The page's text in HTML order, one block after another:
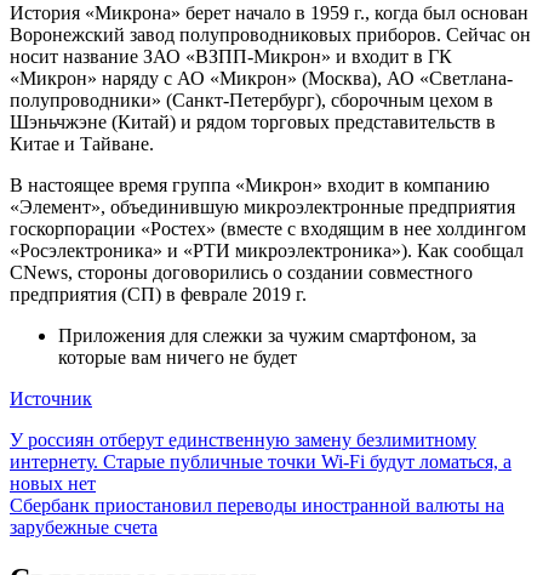
История «Микрона» берет начало в 1959 г., когда был основан
Воронежский завод полупроводниковых приборов. Сейчас он
носит название ЗАО «ВЗПП-Микрон» и входит в ГК
«Микрон» наряду с АО «Микрон» (Москва), АО «Светлана-
полупроводники» (Санкт-Петербург), сборочным цехом в
Шэньчжэне (Китай) и рядом торговых представительств в
Китае и Тайване.
В настоящее время группа «Микрон» входит в компанию
«Элемент», объединившую микроэлектронные предприятия
госкорпорации «Ростех» (вместе с входящим в нее холдингом
«Росэлектроника» и «РТИ микроэлектроника»). Как сообщал
CNews, стороны договорились о создании совместного
предприятия (СП) в феврале 2019 г.
Приложения для слежки за чужим смартфоном, за
которые вам ничего не будет
Источник
Навигация
по
записям
У россиян отберут единственную замену безлимитному
интернету. Старые публичные точки Wi-Fi будут ломаться, а
новых нет
Сбербанк приостановил переводы иностранной валюты на
зарубежные счета